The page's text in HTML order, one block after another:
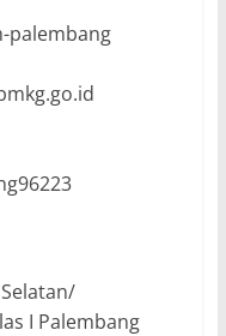
palembang
I Palembang